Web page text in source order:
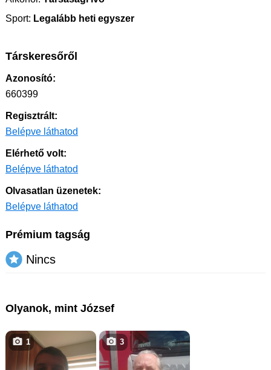
Sport: Legalább heti egyszer
Társkeresőről
Azonosító:
660399
Regisztrált:
Belépve láthatod
Elérhető volt:
Belépve láthatod
Olvasatlan üzenetek:
Belépve láthatod
Prémium tagság
Nincs
Olyanok, mint József
1 3